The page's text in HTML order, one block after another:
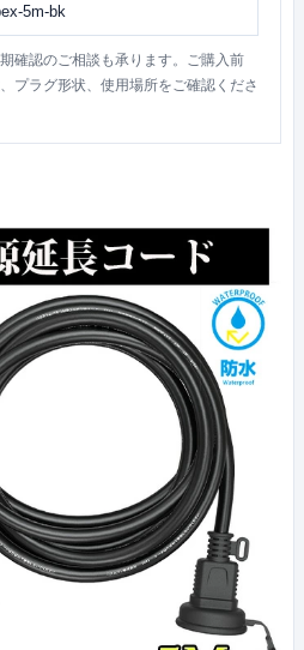
5m-bk
確認のご相談も承ります。ご購入前
プラグ形状、使用場所をご確認くださ